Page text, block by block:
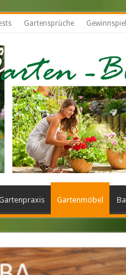
Gartensprüche
Gartenmöbel